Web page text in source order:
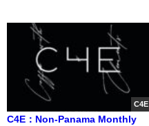
C4E
C4E：Non-Panama Monthly